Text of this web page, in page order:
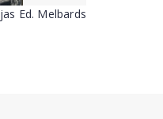
Ed. Melbards